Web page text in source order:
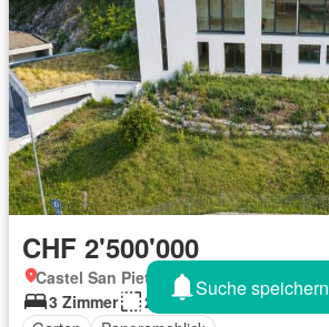
CHF 2'500'000
Castel San Pietro, Tessin
3 Zimmer
270 m²
Suche speichern